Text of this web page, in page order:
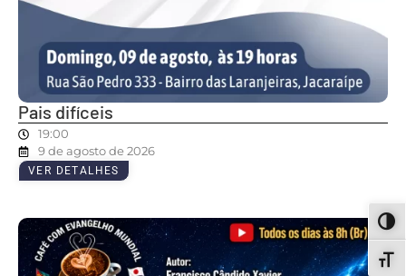
Pais difíceis
19:00
9 de agosto de 2026
VER DETALHES